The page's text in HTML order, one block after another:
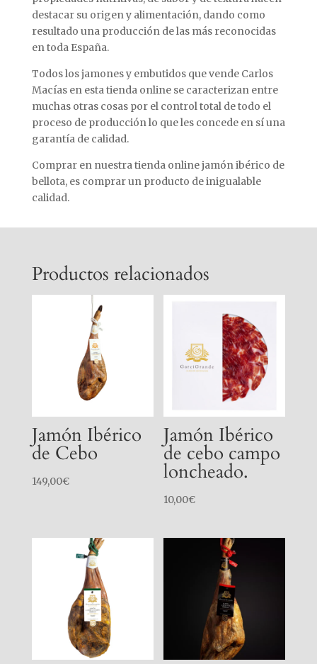
destacar su origen y alimentación, dando como
resultado una producción de las más reconocidas
en toda España.
Todos los jamones y embutidos que vende Carlos
Macías en esta tienda online se caracterizan entre
muchas otras cosas por el control total de todo el
proceso de producción lo que les concede en sí una
garantía de calidad.
Comprar en nuestra tienda online jamón ibérico de
bellota, es comprar un producto de inigualable
calidad.
Productos relacionados
Jamón Ibérico
de Cebo
149,00€
Jamón Ibérico
de cebo campo
loncheado.
10,00€